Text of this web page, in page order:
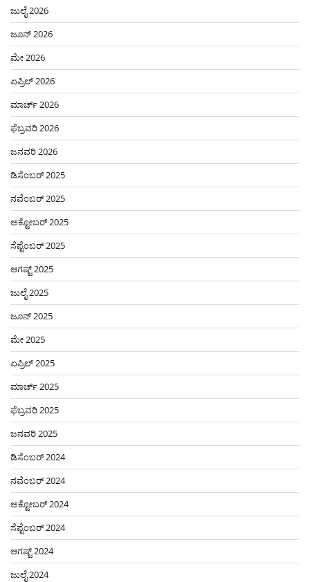
ಜುಲೈ 2026
ಜೂನ್ 2026
ಮೇ 2026
ಏಪ್ರಿಲ್ 2026
ಮಾರ್ಚ್ 2026
ಫೆಬ್ರವರಿ 2026
ಜನವರಿ 2026
ಡಿಸೆಂಬರ್ 2025
ನವೆಂಬರ್ 2025
ಅಕ್ಟೋಬರ್ 2025
ಸೆಪ್ಟೆಂಬರ್ 2025
ಆಗಷ್ಟ್ 2025
ಜುಲೈ 2025
ಜೂನ್ 2025
ಮೇ 2025
ಏಪ್ರಿಲ್ 2025
ಮಾರ್ಚ್ 2025
ಫೆಬ್ರವರಿ 2025
ಜನವರಿ 2025
ಡಿಸೆಂಬರ್ 2024
ನವೆಂಬರ್ 2024
ಅಕ್ಟೋಬರ್ 2024
ಸೆಪ್ಟೆಂಬರ್ 2024
ಆಗಷ್ಟ್ 2024
ಜುಲೈ 2024